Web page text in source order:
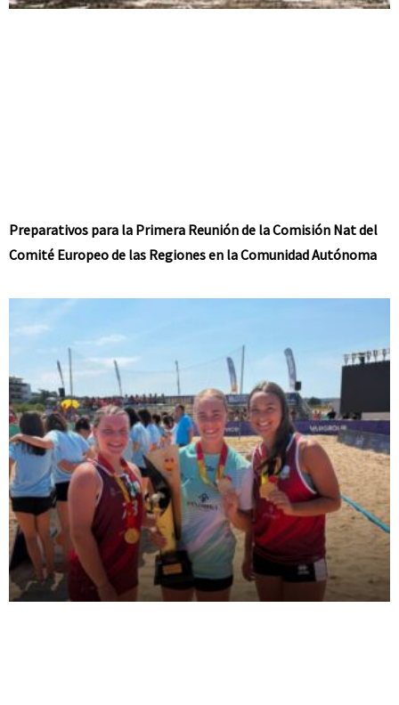
Preparativos para la Primera Reunión de la Comisión Nat del
Comité Europeo de las Regiones en la Comunidad Autónoma